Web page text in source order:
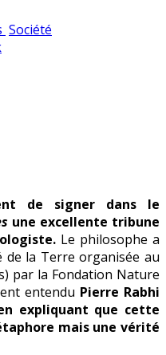
sur
Publié
Société
de signer dans le
une excellente tribune
Le philosophe a
de la Terre organisée au
par la Fondation Nature
entendu Pierre Rabhi
expliquant que cette
mais une vérité